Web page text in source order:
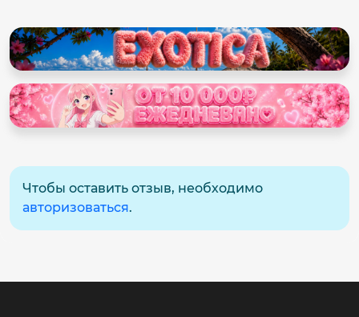
Чтобы оставить отзыв, необходимо
авторизоваться.